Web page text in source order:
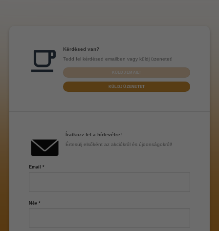
Kérdésed van?
Tedd fel kérdésed emailben vagy küldj üzenetet!
KÜLDJ EMAILT
KÜLDJ ÜZENETET
Íratkozz fel a hírlevélre!
Értesülj elsőként az akciókról és újdonságokról!
Email *
Név *